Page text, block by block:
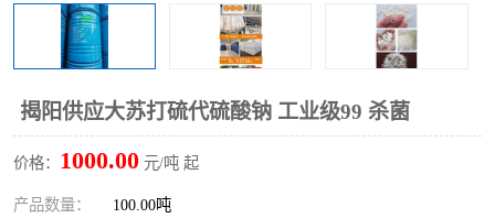
揭阳供应大苏打硫代硫酸钠 工业级99 杀菌
价格： 1000.00 元/吨 起
产品数量： 100.00吨
过硫酸钠
尿素
聚合硫酸铁 磷酸二氢钠
大苏打